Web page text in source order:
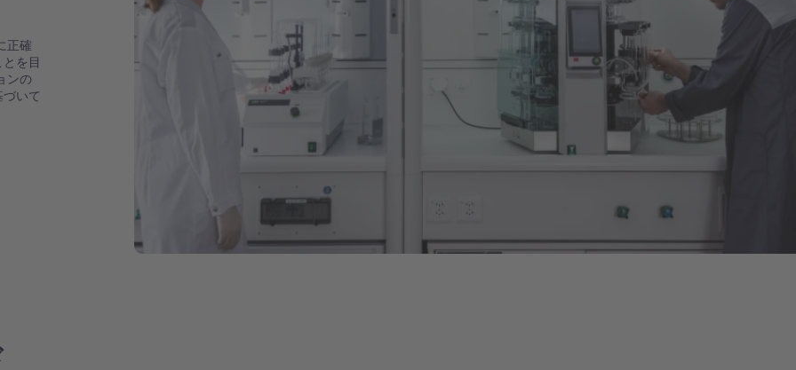
正確
を目
ンの
いて